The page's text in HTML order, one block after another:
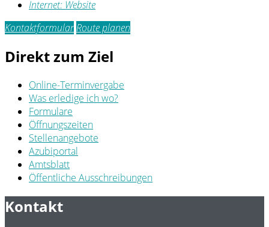
Internet: Website
KontaktformularRoute planen
Direkt zum Ziel
Online-Terminvergabe
Was erledige ich wo?
Formulare
Öffnungszeiten
Stellenangebote
Azubiportal
Amtsblatt
Öffentliche Ausschreibungen
Kontakt